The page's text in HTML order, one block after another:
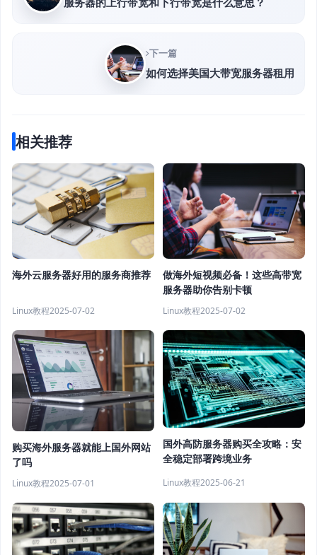
下一篇
如何选择美国大带宽服务器租用
相关推荐
海外云服务器好用的服务商推荐
Linux教程2025-07-02
做海外短视频必备！这些高带宽
服务器助你告别卡顿
Linux教程2025-07-02
购买海外服务器就能上国外网站
了吗
Linux教程2025-07-01
国外高防服务器购买全攻略：安
全稳定部署跨境业务
Linux教程2025-06-21